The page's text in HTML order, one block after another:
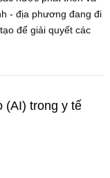
- địa phương đang đi
để giải quyết các
(AI) trong y tế